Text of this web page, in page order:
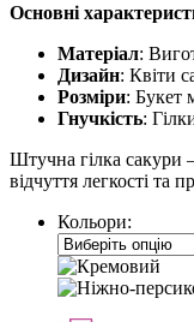
Основні
Матеріал:
Дизайн: Квіти
Розміри: Букет
Гнучкість:
Штучна гілка сакури
відчуття легкості та
Кольори: